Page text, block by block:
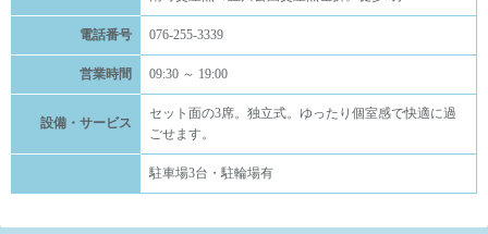
電話番号 076-255-3339
営業時間 09:30 ～ 19:00
設備・サービス
セット面の3席。独立式。ゆったり個室感で快適に過
ごせます。
駐車場3台・駐輪場有